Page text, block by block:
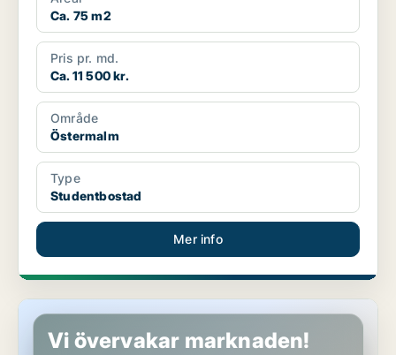
Ca. 75 m2
Pris pr. md.
Ca. 11 500 kr.
Område
Östermalm
Type
Studentbostad
Mer info
Studentbostad på Östermalm
Vi övervakar marknaden!